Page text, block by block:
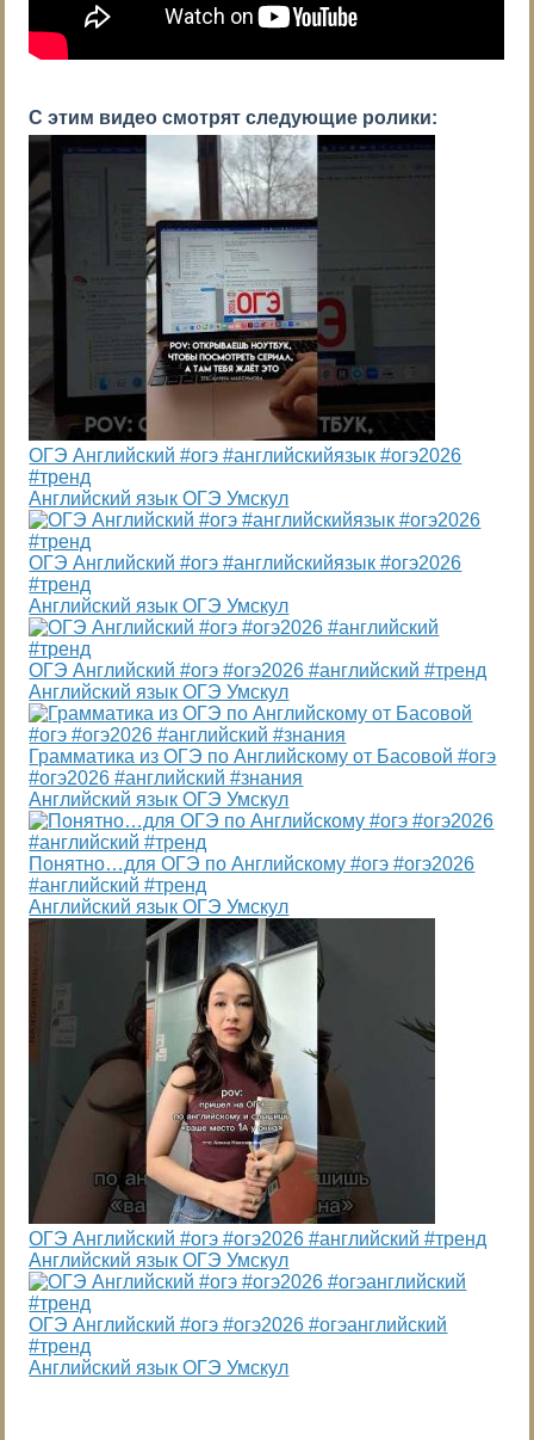
С этим видео смотрят следующие ролики:
ОГЭ Английский #огэ #английскийязык #огэ2026
#тренд
Английский язык ОГЭ Умскул
ОГЭ Английский #огэ #английскийязык #огэ2026
#тренд
Английский язык ОГЭ Умскул
ОГЭ Английский #огэ #огэ2026 #английский #тренд
Английский язык ОГЭ Умскул
Грамматика из ОГЭ по Английскому от Басовой #огэ
#огэ2026 #английский #знания
Английский язык ОГЭ Умскул
Понятно…для ОГЭ по Английскому #огэ #огэ2026
#английский #тренд
Английский язык ОГЭ Умскул
ОГЭ Английский #огэ #огэ2026 #английский #тренд
Английский язык ОГЭ Умскул
ОГЭ Английский #огэ #огэ2026 #огэанглийский
#тренд
Английский язык ОГЭ Умскул